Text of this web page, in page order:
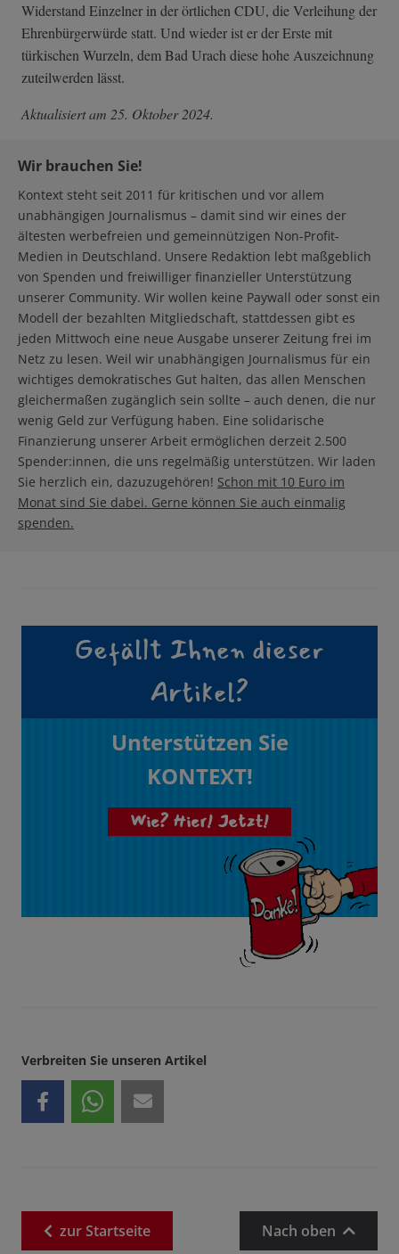
Widerstand Einzelner in der örtlichen CDU, die Verleihung der
Ehrenbürgerwürde statt. Und wieder ist er der Erste mit
türkischen Wurzeln, dem Bad Urach diese hohe Auszeichnung
zuteilwerden lässt.
Aktualisiert am 25. Oktober 2024.
Wir brauchen Sie!
Kontext steht seit 2011 für kritischen und vor allem
unabhängigen Journalismus – damit sind wir eines der
ältesten werbefreien und gemeinnützigen Non-Profit-
Medien in Deutschland. Unsere Redaktion lebt maßgeblich
von Spenden und freiwilliger finanzieller Unterstützung
unserer Community. Wir wollen keine Paywall oder sonst ein
Modell der bezahlten Mitgliedschaft, stattdessen gibt es
jeden Mittwoch eine neue Ausgabe unserer Zeitung frei im
Netz zu lesen. Weil wir unabhängigen Journalismus für ein
wichtiges demokratisches Gut halten, das allen Menschen
gleichermaßen zugänglich sein sollte – auch denen, die nur
wenig Geld zur Verfügung haben. Eine solidarische
Finanzierung unserer Arbeit ermöglichen derzeit 2.500
Spender:innen, die uns regelmäßig unterstützen. Wir laden
Sie herzlich ein, dazuzugehören! Schon mit 10 Euro im
Monat sind Sie dabei. Gerne können Sie auch einmalig
spenden.
Gefällt Ihnen dieser
Artikel?
Unterstützen Sie
KONTEXT!
Wie? Hier! Jetzt!
Verbreiten Sie unseren Artikel
zurStartseite Nach oben